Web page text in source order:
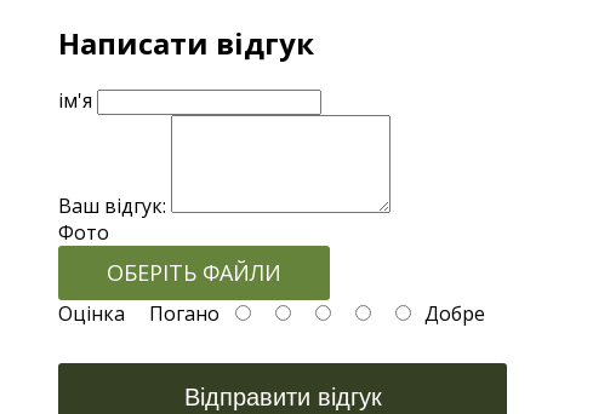
Написати відгук
ім'я
Ваш відгук:
Фото
ОБЕРІТЬ ФАЙЛИ
Оцінка Погано Добре
Відправити відгук